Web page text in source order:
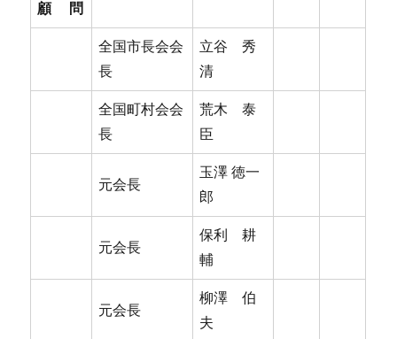
顧 問
全国市長会会
長
立谷 秀
清
全国町村会会
長
荒木 泰
臣
元会長
玉澤 徳一
郎
元会長
保利 耕
輔
元会長
柳澤 伯
夫